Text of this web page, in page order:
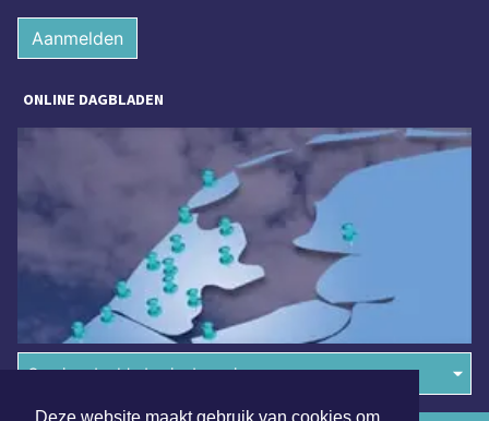
Aanmelden
ONLINE DAGBLADEN
Overige dagbladen in de regio